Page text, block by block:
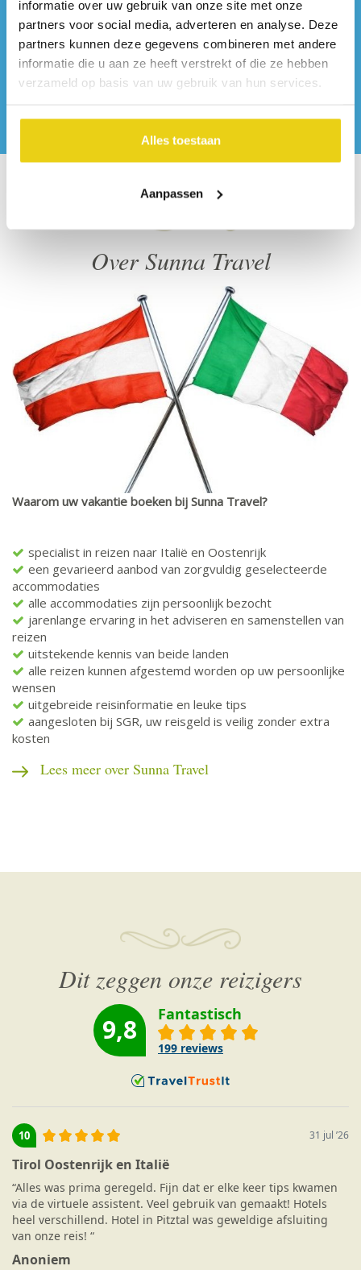
informatie over uw gebruik van onze site met onze
partners voor social media, adverteren en analyse. Deze
partners kunnen deze gegevens combineren met andere
informatie die u aan ze heeft verstrekt of die ze hebben
verzameld op basis van uw gebruik van hun services.
Alles toestaan
Aanpassen
Over Sunna Travel
Waarom uw vakantie boeken bij Sunna Travel?
specialist in reizen naar Italië en Oostenrijk
een gevarieerd aanbod van zorgvuldig geselecteerde
accommodaties
alle accommodaties zijn persoonlijk bezocht
jarenlange ervaring in het adviseren en samenstellen van
reizen
uitstekende kennis van beide landen
alle reizen kunnen afgestemd worden op uw persoonlijke
wensen
uitgebreide reisinformatie en leuke tips
aangesloten bij SGR, uw reisgeld is veilig zonder extra
kosten
Lees meer over Sunna Travel
Dit zeggen onze reizigers
9,8 Fantastisch
199 reviews
10 31 jul ’26
Anoniem
“Alles was prima geregeld. Fijn dat er elke keer tips kwamen
via de virtuele assistent. Veel gebruik van gemaakt! Hotels
heel verschillend. Hotel in Pitztal was geweldige afsluiting
van onze reis! “
Tirol Oostenrijk en Italië